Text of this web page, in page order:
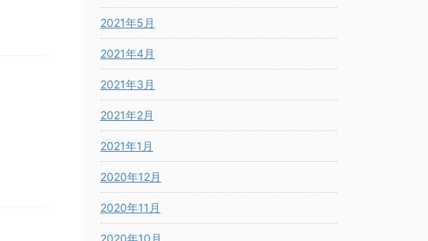
2021年5月
2021年4月
2021年3月
2021年2月
2021年1月
2020年12月
2020年11月
2020年10月